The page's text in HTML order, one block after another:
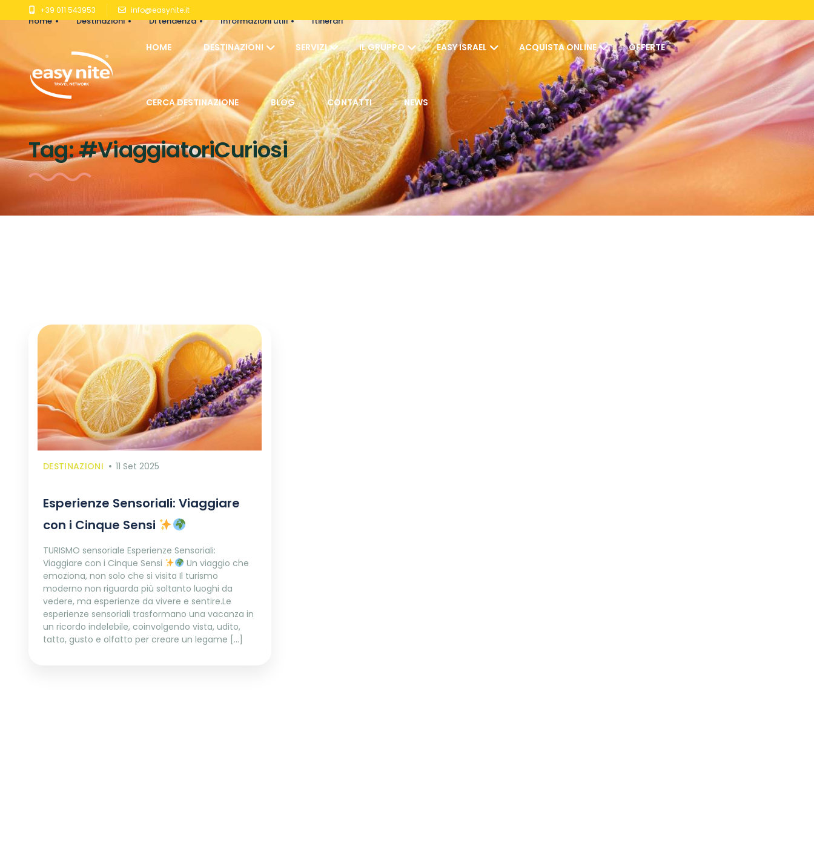
+39 011 543953 info@easynite.it
HOME DESTINAZIONI SERVIZI IL GRUPPO EASY ISRAEL ACQUISTA ONLINE OFFERTE
CERCA DESTINAZIONE BLOG CONTATTI NEWS
Tag:#ViaggiatoriCuriosi
Home Destinazioni Di tendenza Informazioni utili Itinerari
DESTINAZIONI 11 Set 2025
Esperienze Sensoriali: Viaggiare
con i Cinque Sensi
TURISMO sensoriale Esperienze Sensoriali:
Viaggiare con i Cinque Sensi
Un viaggio che
emoziona, non solo che si visita Il turismo
moderno non riguarda più soltanto luoghi da
vedere, ma esperienze da vivere e sentire.Le
esperienze sensoriali trasformano una vacanza in
un ricordo indelebile, coinvolgendo vista, udito,
tatto, gusto e olfatto per creare un legame […]